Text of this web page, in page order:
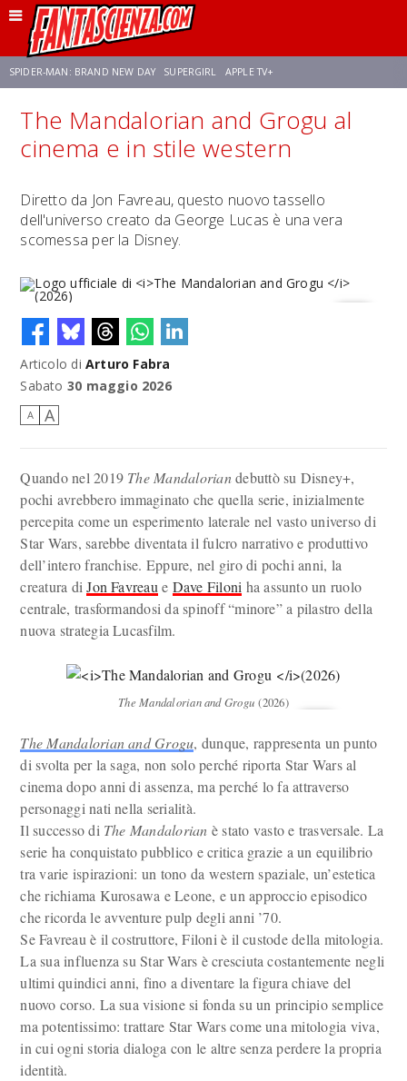
SPIDER-MAN: BRAND NEW DAY SUPERGIRL APPLE TV+
FRANCO RICCIARDIELLO ZENDAYA AVENGERS: DOOMSDAY STAR TREK
The Mandalorian and Grogu al
cinema e in stile western
Diretto da Jon Favreau, questo nuovo tassello
dell'universo creato da George Lucas è una vera
scomessa per la Disney.
Logo ufficiale di The Mandalorian and Grogu
Articolo di Arturo Fabra
Sabato 30 maggio 2026
A A
Quando nel 2019 The Mandaloriandebuttò su Disney+,
pochi avrebbero immaginato che quella serie, inizialmente
percepita come un esperimento laterale nel vasto universo di
Star Wars, sarebbe diventata il fulcro narrativo e produttivo
dell’intero franchise. Eppure, nel giro di pochi anni, la
creatura diJon Favreau e Dave Filoni ha assunto un ruolo
centrale, trasformandosi da spinoff “minore” a pilastro della
nuova strategia Lucasfilm.
The Mandalorian and Grogu(2026)
The Mandalorian and Grogu, dunque, rappresenta un punto
di svolta per la saga, non solo perché riporta Star Wars al
cinema dopo anni di assenza, ma perché lo fa attraverso
personaggi nati nella serialità.
Il successo di The Mandalorian è stato vasto e trasversale. La
serie ha conquistato pubblico e critica grazie a un equilibrio
tra varie ispirazioni: un tono da western spaziale, un’estetica
che richiama Kurosawa e Leone, e un approccio episodico
che ricorda le avventure pulp degli anni ’70.
Se Favreau è il costruttore, Filoni è il custode della mitologia.
La sua influenza su Star Wars è cresciuta costantemente negli
ultimi quindici anni, fino a diventare la figura chiave del
nuovo corso. La sua visione si fonda su un principio semplice
ma potentissimo: trattare Star Wars come una mitologia viva,
in cui ogni storia dialoga con le altre senza perdere la propria
identità.